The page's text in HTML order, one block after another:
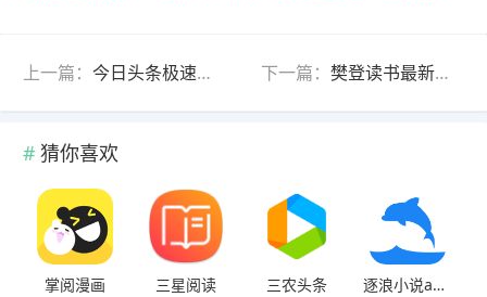
上一篇： 今日头条极速版app 下一篇：樊登读书最新版本(改名帆书)
猜你喜欢
掌阅漫画 三星阅读 三农头条 逐浪小说app